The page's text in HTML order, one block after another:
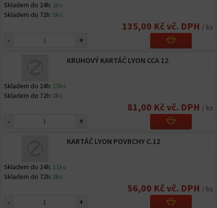
Skladem do 24h: 2ks
Skladem do 72h: 0ks
135,00 Kč vč. DPH / ks
- +
KRUHOVÝ KARTÁČ LYON CCA 12
Skladem do 24h: 15ks
Skladem do 72h: 0ks
81,00 Kč vč. DPH / ks
- +
KARTÁČ LYON POVRCHY C.12
Skladem do 24h: 11ks
Skladem do 72h: 0ks
56,00 Kč vč. DPH / ks
- +